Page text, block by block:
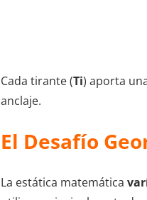
Cada tirante (Ti) aporta
anclaje.
El Desafío
La estática matemática